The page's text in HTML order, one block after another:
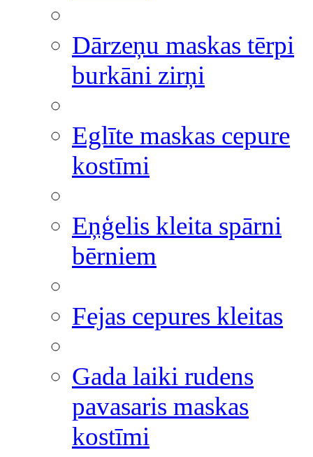
Dārzeņu maskas tērpi
burkāni zirņi
Eglīte maskas cepure
kostīmi
Eņģelis kleita spārni
bērniem
Fejas cepures kleitas
Gada laiki rudens
pavasaris maskas
kostīmi